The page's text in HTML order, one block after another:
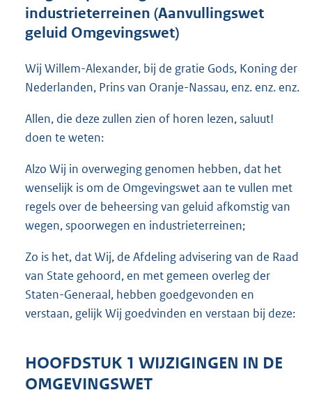
t
7
7
industrieterreinen (Aanvullingswet
geluid Omgevingswet)
Wij Willem-Alexander, bij de gratie Gods, Koning der
Nederlanden, Prins van Oranje-Nassau, enz. enz. enz.
Allen, die deze zullen zien of horen lezen, saluut!
doen te weten:
Alzo Wij in overweging genomen hebben, dat het
wenselijk is om de Omgevingswet aan te vullen met
regels over de beheersing van geluid afkomstig van
wegen, spoorwegen en industrieterreinen;
Zo is het, dat Wij, de Afdeling advisering van de Raad
van State gehoord, en met gemeen overleg der
Staten-Generaal, hebben goedgevonden en
verstaan, gelijk Wij goedvinden en verstaan bij deze:
HOOFDSTUK 1 WIJZIGINGEN IN DE
OMGEVINGSWET